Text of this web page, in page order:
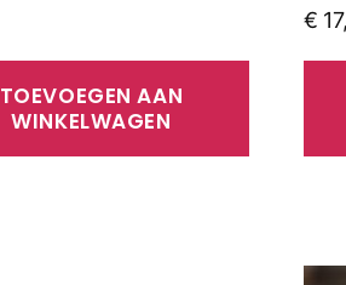
TOEVOEGEN AAN
WINKELWAGEN
€